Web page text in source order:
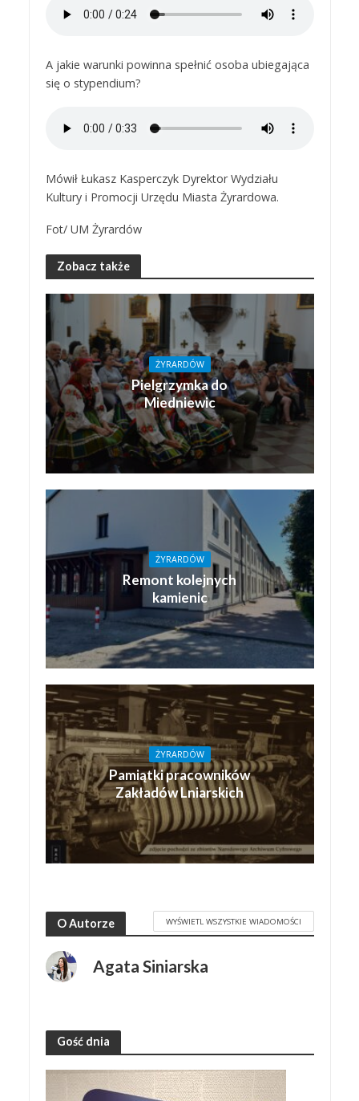
A jakie warunki powinna spełnić osoba ubiegająca
się o stypendium?
Mówił Łukasz Kasperczyk Dyrektor Wydziału
Kultury i Promocji Urzędu Miasta Żyrardowa.
Fot/ UM Żyrardów
Zobacz także
ŻYRARDÓW
Pielgrzymka do
Miedniewic
ŻYRARDÓW
Remont kolejnych
kamienic
ŻYRARDÓW
Pamiątki pracowników
Zakładów Lniarskich
O Autorze WYŚWIETL WSZYSTKIE WIADOMOŚCI
Agata Siniarska
Gość dnia